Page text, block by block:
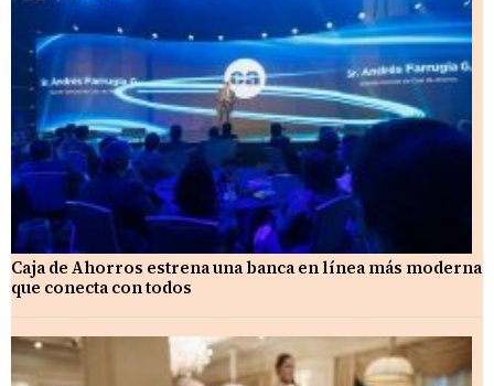
Caja de Ahorros estrena una banca en línea más moderna
que conecta con todos